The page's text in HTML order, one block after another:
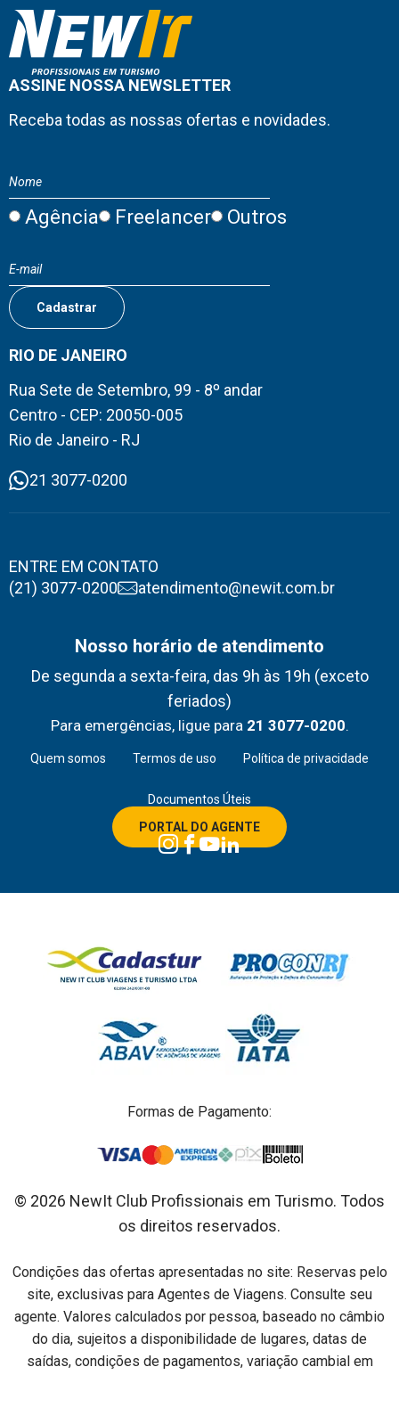
ASSINE NOSSA NEWSLETTER
Receba todas as nossas ofertas e novidades.
Agência Freelancer Outros
RIO DE JANEIRO
Rua Sete de Setembro, 99 - 8º andar
Centro - CEP: 20050-005
Rio de Janeiro - RJ
21 3077-0200
ENTRE EM CONTATO
(21) 3077-0200
atendimento@newit.com.br
Nosso horário de atendimento
De segunda a sexta-feira, das 9h às 19h (exceto
feriados)
Para emergências, ligue para 21 3077-0200.
Quem somos Termos de uso Política de privacidade
Documentos Úteis
PORTAL DO AGENTE
Formas de Pagamento:
© 2026 NewIt Club Profissionais em Turismo. Todos
os direitos reservados.
Condições das ofertas apresentadas no site: Reservas pelo
site, exclusivas para Agentes de Viagens. Consulte seu
agente. Valores calculados por pessoa, baseado no câmbio
do dia, sujeitos a disponibilidade de lugares, datas de
saídas, condições de pagamentos, variação cambial em